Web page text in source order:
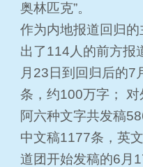
奥林匹克”。
作为内地报道回归
出了114人的前方报
月23日到回归后的7
条，约100万字； 对
阿六种文字共发稿
中文稿1177条，英
道团开始发稿的6月